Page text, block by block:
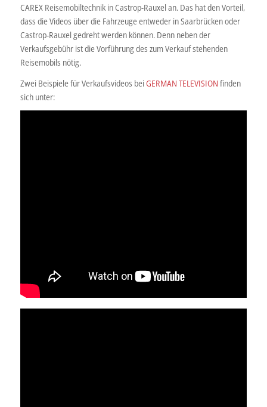
CAREX Reisemobiltechnik in Castrop-Rauxel an. Das hat den Vorteil,
dass die Videos über die Fahrzeuge entweder in Saarbrücken oder
Castrop-Rauxel gedreht werden können. Denn neben der
Verkaufsgebühr ist die Vorführung des zum Verkauf stehenden
Reisemobils nötig.
Zwei Beispiele für Verkaufsvideos beiGERMAN TELEVISION finden
sich unter: